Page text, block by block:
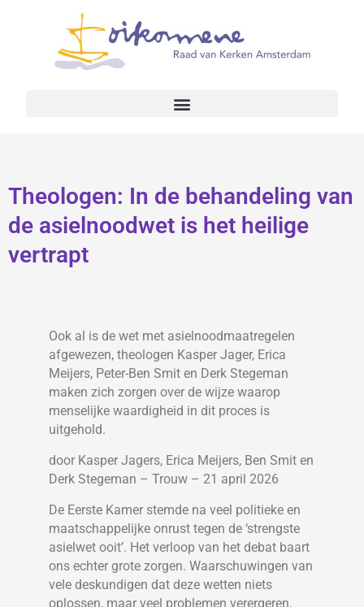
Theologen: In de behandeling van
de asielnoodwet is het heilige
vertrapt
Ook al is de wet met asielnoodmaatregelen
afgewezen, theologen Kasper Jager, Erica
Meijers, Peter-Ben Smit en Derk Stegeman
maken zich zorgen over de wijze waarop
menselijke waardigheid in dit proces is
uitgehold.
door Kasper Jagers, Erica Meijers, Ben Smit en
Derk Stegeman – Trouw – 21 april 2026
De Eerste Kamer stemde na veel politieke en
maatschappelijke onrust tegen de ‘strengste
asielwet ooit’. Het verloop van het debat baart
ons echter grote zorgen. Waarschuwingen van
vele deskundigen dat deze wetten niets
oplossen, maar veel problemen verergeren,